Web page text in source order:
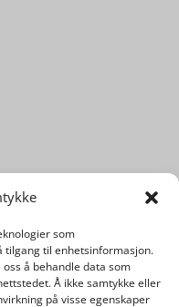
som
til enhetsinformasjon.
å behandle data som
Å ikke samtykke eller
på visse egenskaper